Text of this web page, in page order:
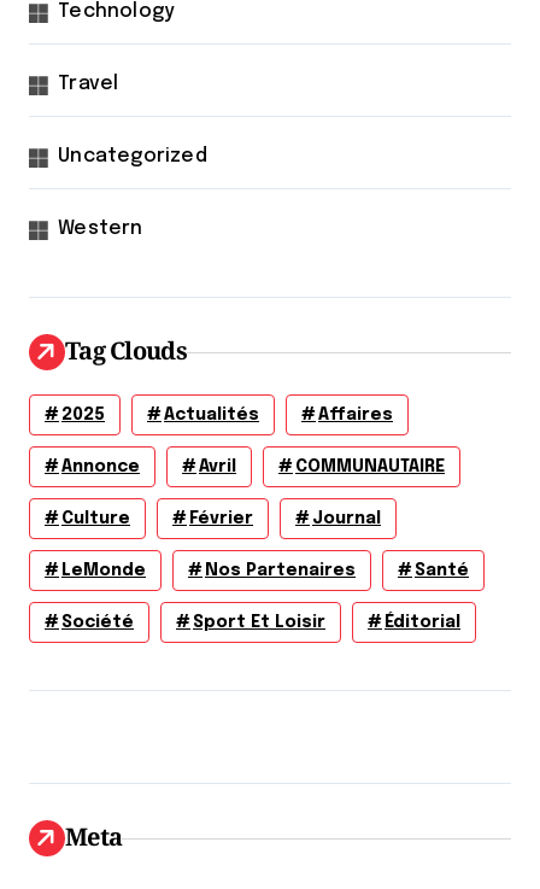
Technology
Travel
Uncategorized
Western
Tag Clouds
2025 Actualités Affaires
Annonce Avril COMMUNAUTAIRE
Culture Février Journal
LeMonde Nos Partenaires Santé
Société Sport Et Loisir Éditorial
Meta